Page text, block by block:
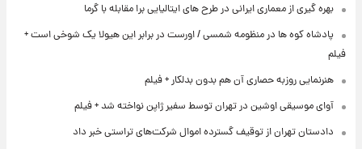
بهره گیری از معماری ایرانی در طرح های ایتالیایی برا مقابله با گرما
پادشاه کوه ها در منظومه شمسی / اورست در برابر این هیولا یک شوخی است +
فیلم
هنرنمایی روزبه حصاری آن هم بدون بدلکار + فیلم
آوای موسیقی اوشین در تهران توسط سفیر ژاپن نواخته شد + فیلم
دادستان تهران از توقیف گسترده اموال شرکت‌های تراستی خبر داد